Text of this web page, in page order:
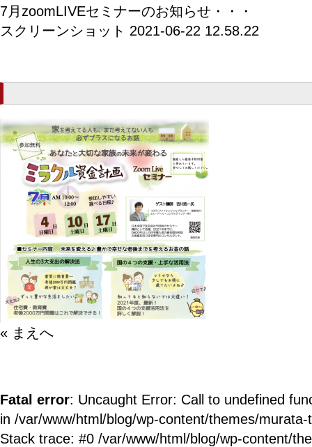
7月zoomLIVEセミナーのお知らせ・・・
スクリーンショット 2021-06-22 12.58.22
« まえへ
Fatal error: Uncaught Error: Call to undefined
in /var/www/html/blog/wp-content/themes/
Stack trace: #0 /var/www/html/blog/wp-content/